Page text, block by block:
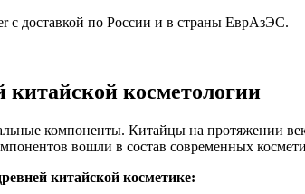
с доставкой по России и в страны ЕврАзЭС.
косметологии
компоненты. Китайцы на протяжении
вошли в состав современных
китайской косметике: